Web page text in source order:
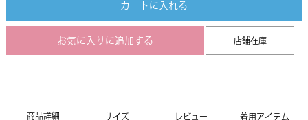
カートに入れる
お気に入りに追加する 店舗在庫
商品詳細 サイズ レビュー 着用アイテム